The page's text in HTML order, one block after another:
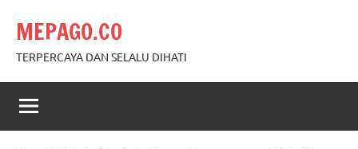
content
MEPAGO.CO
TERPERCAYA DAN SELALU DIHATI